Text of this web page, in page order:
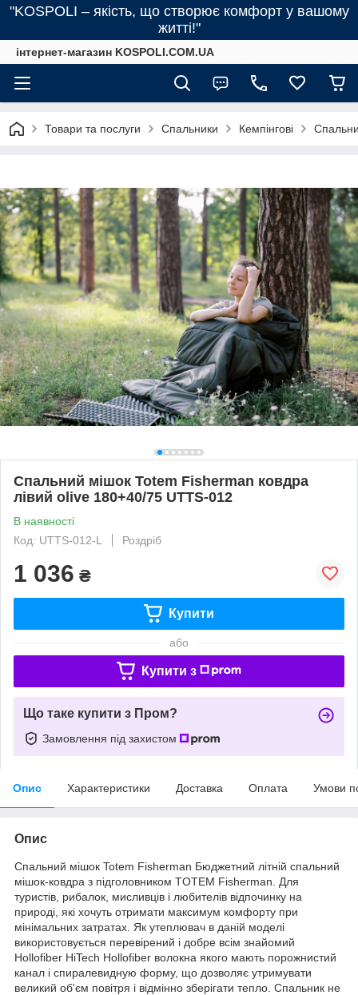
"KOSPOLI – якість, що створює комфорт у вашому
житті!"
інтернет-магазин KOSPOLI.COM.UA
Товари та послуги Спальники Кемпінгові
Спальний мішок Totem Fisherman ковдра
лівий olive 180+40/75 UTTS-012
В наявності
Код: UTTS-012-L
Роздріб
1 036 ₴
Купити
або
Купити з
Що таке купити з Пром?
Замовлення під захистом
Опис Характеристики Доставка Оплата Умови
Опис
Спальний мішок Totem Fisherman Бюджетний літній спальний
мішок-ковдра з підголовником TOTEM Fisherman. Для
туристів, рибалок, мисливців і любителів відпочинку на
природі, які хочуть отримати максимум комфорту при
мінімальних затратах. Як утеплювач в даній моделі
використовується перевірений і добре всім знайомий
Hollofiber HiTech Hollofiber волокна якого мають порожнистий
канал і спиралевидную форму, що дозволяє утримувати
великий об'єм повітря і відмінно зберігати тепло. Спальник не